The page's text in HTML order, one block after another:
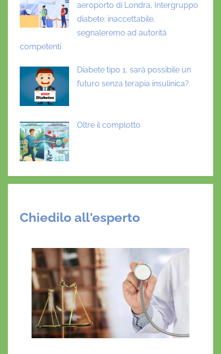
aeroporto di Londra, Intergruppo
diabete: inaccettabile,
segnaleremo ad autorità
competenti
Diabete tipo 1, sarà possibile un
futuro senza terapia insulinica?
Oltre il complotto
Chiedilo all'esperto